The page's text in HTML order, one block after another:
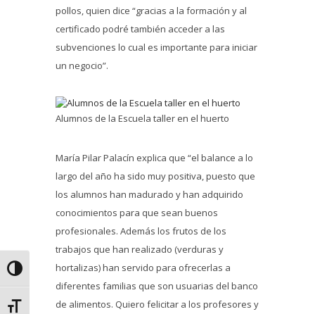
Alternar alto contraste
Alternar tamaño de letra
pollos, quien dice “gracias a la formación y al
certificado podré también acceder a las
subvenciones lo cual es importante para iniciar
un negocio”.
Alumnos de la Escuela taller en el huerto
María Pilar Palacín explica que “el balance a lo
largo del año ha sido muy positiva, puesto que
los alumnos han madurado y han adquirido
conocimientos para que sean buenos
profesionales. Además los frutos de los
trabajos que han realizado (verduras y
hortalizas) han servido para ofrecerlas a
diferentes familias que son usuarias del banco
de alimentos. Quiero felicitar a los profesores y